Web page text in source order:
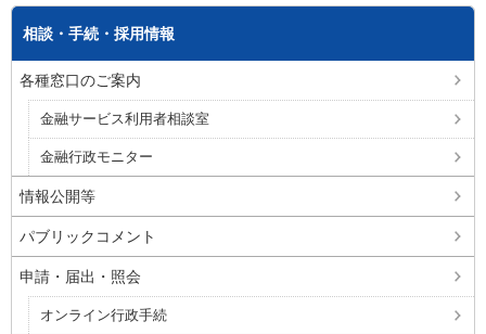
相談・手続・採用情報
各種窓口のご案内
金融サービス利用者相談室
金融行政モニター
情報公開等
パブリックコメント
申請・届出・照会
オンライン行政手続